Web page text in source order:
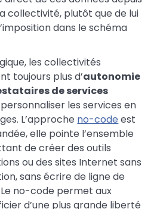
collectivité, plutôt que de lui
dans le schéma
les collectivités
toujours plus d’autonomie
de services
les services en
L’approche no-code est
elle pointe l’ensemble
de créer des outils
ou des sites Internet sans
sans écrire de ligne de
no-code permet aux
d’une plus grande liberté